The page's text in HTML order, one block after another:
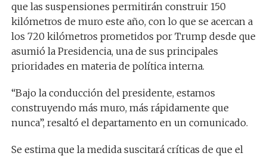
que las suspensiones permitirán construir 150
kilómetros de muro este año, con lo que se acercan a
los 720 kilómetros prometidos por Trump desde que
asumió la Presidencia, una de sus principales
prioridades en materia de política interna.
“Bajo la conducción del presidente, estamos
construyendo más muro, más rápidamente que
nunca”, resaltó el departamento en un comunicado.
Se estima que la medida suscitará críticas de que el